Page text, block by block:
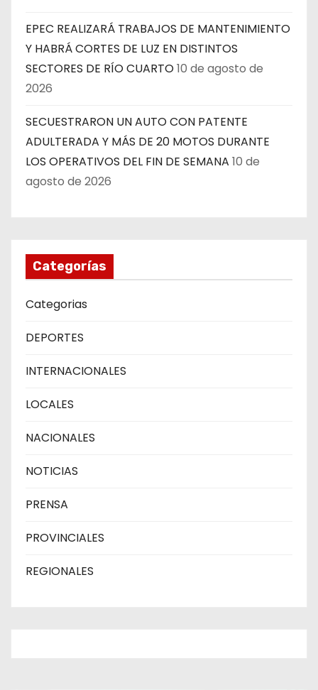
EPEC REALIZARÁ TRABAJOS DE MANTENIMIENTO
Y HABRÁ CORTES DE LUZ EN DISTINTOS
SECTORES DE RÍO CUARTO10 de agosto de
2026
SECUESTRARON UN AUTO CON PATENTE
ADULTERADA Y MÁS DE 20 MOTOS DURANTE
LOS OPERATIVOS DEL FIN DE SEMANA 10 de
agosto de 2026
Categorías
Categorias
DEPORTES
INTERNACIONALES
LOCALES
NACIONALES
NOTICIAS
PRENSA
PROVINCIALES
REGIONALES